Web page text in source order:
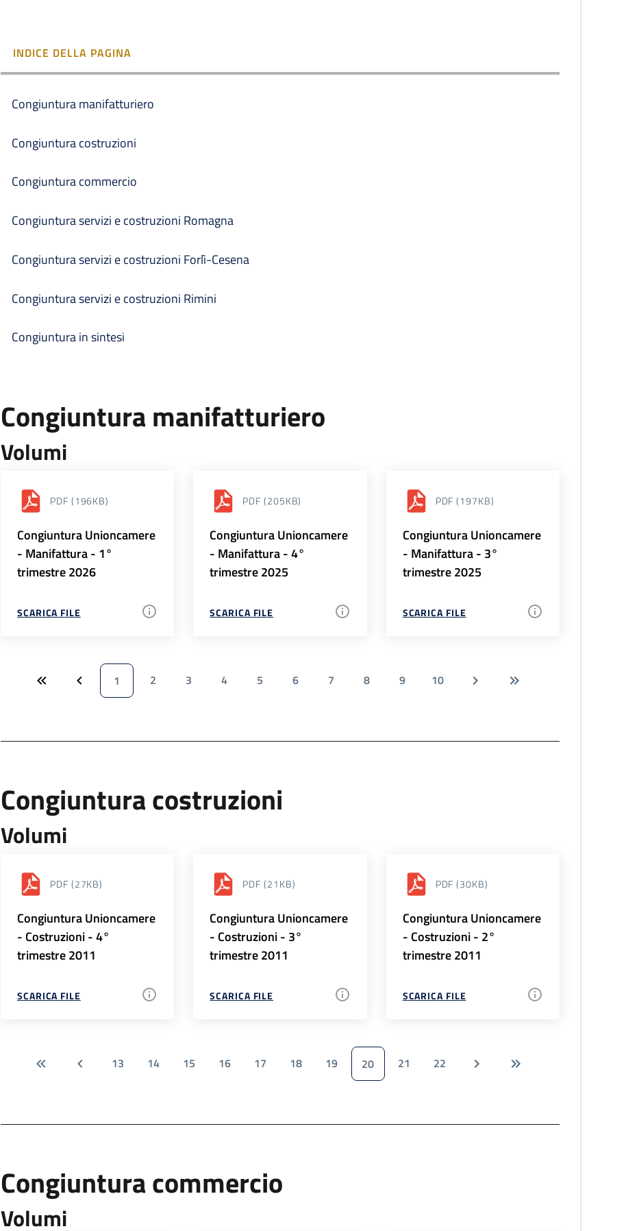
INDICE DELLA PAGINA
Congiuntura manifatturiero
Congiuntura costruzioni
Congiuntura commercio
Congiuntura servizi e costruzioni Romagna
Congiuntura servizi e costruzioni Forlì-Cesena
Congiuntura servizi e costruzioni Rimini
Congiuntura in sintesi
Congiuntura manifatturiero
Volumi
PDF (196KB)
Congiuntura Unioncamere
- Manifattura - 1°
trimestre 2026
SCARICA FILE
PDF (205KB)
Congiuntura Unioncamere
- Manifattura - 4°
trimestre 2025
SCARICA FILE
PDF (197KB)
Congiuntura Unioncamere
- Manifattura - 3°
trimestre 2025
SCARICA FILE
1 2 3 4 5 6 7 8 9 10
Congiuntura costruzioni
Volumi
PDF (27KB)
Congiuntura Unioncamere
- Costruzioni - 4°
trimestre 2011
SCARICA FILE
PDF (21KB)
Congiuntura Unioncamere
- Costruzioni - 3°
trimestre 2011
SCARICA FILE
PDF (30KB)
Congiuntura Unioncamere
- Costruzioni - 2°
trimestre 2011
SCARICA FILE
13 14 15 16 17 18 19 20 21 22
Congiuntura commercio
Volumi